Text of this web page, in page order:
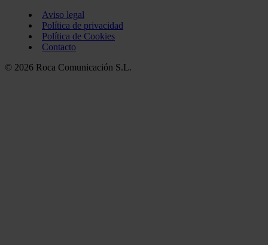
Aviso legal
Política de privacidad
Política de Cookies
Contacto
© 2026 Roca Comunicación S.L.